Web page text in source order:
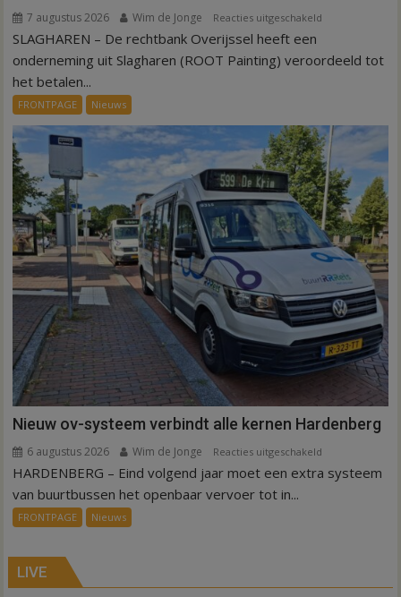
7 augustus 2026 Wim de Jonge Reacties uitgeschakeld
75.000
werknemers
SLAGHAREN – De rechtbank Overijssel heeft een
onderneming uit Slagharen (ROOT Painting) veroordeeld tot
het betalen...
FRONTPAGE Nieuws
Nieuw ov-systeem verbindt alle kernen Hardenberg
6 augustus 2026 Wim de Jonge Reacties uitgeschakeld
Nieuw
Hardenberg
HARDENBERG – Eind volgend jaar moet een extra systeem
van buurtbussen het openbaar vervoer tot in...
FRONTPAGE Nieuws
LIVE